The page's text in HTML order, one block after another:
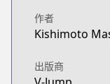
作者
Kishimoto
出版商